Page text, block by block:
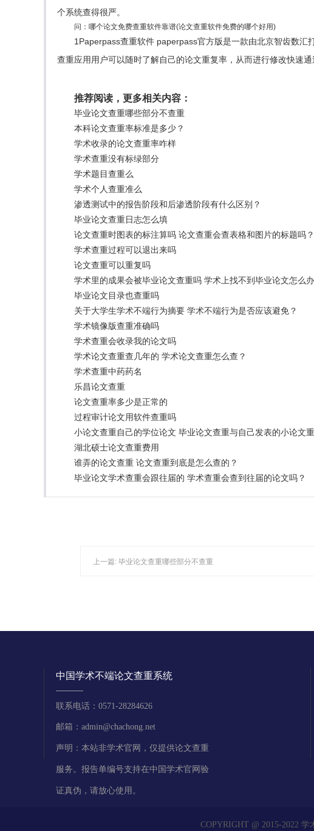
个系统查得很严。
问：哪个论文免费查重软件靠谱(论文查重软件免费的哪个好用)
1Paperpass查重软件 paperpass官方版是一款由北京智齿数汇
查重应用用户可以随时了解自己的论文重复率，从而进行修改快速
推荐阅读，更多相关内容：
毕业论文查重哪些部分不查重
本科论文查重率标准是多少？
学术收录的论文查重率咋样
学术查重没有标绿部分
学术题目查重么
学术个人查重准么
渗透测试中的报告阶段和后渗透阶段有什么区别？
毕业论文查重日志怎么填
论文查重时图表的标注算吗 论文查重会查表格和图片的标题吗？
学术查重过程可以退出来吗
论文查重可以重复吗
学术里的成果会被毕业论文查重吗 学术上找不到毕业论文怎么
毕业论文目录也查重吗
关于大学生学术不端行为摘要 学术不端行为是否应该避免？
学术镜像版查重准确吗
学术查重会收录我的论文吗
学术论文查重查几年的 学术论文查重怎么查？
学术查重中药药名
乐昌论文查重
论文查重率多少是正常的
过程审计论文用软件查重吗
小论文查重自己的学位论文 毕业论文查重与自己发表的小论文
湖北硕士论文查重费用
谁弄的论文查重 论文查重到底是怎么查的？
毕业论文学术查重会跟往届的 学术查重会查到往届的论文吗？
上一篇: 毕业论文查重哪些部分不查重
COPYRIGHT @ 2015-2022 学
中国学术不端论文查重系统
联系电话：0571-28284626
邮箱：admin@chachong.net
声明：本站非学术官网，仅提供论文查重
服务。报告单编号支持在中国学术官网验
证真伪，请放心使用。